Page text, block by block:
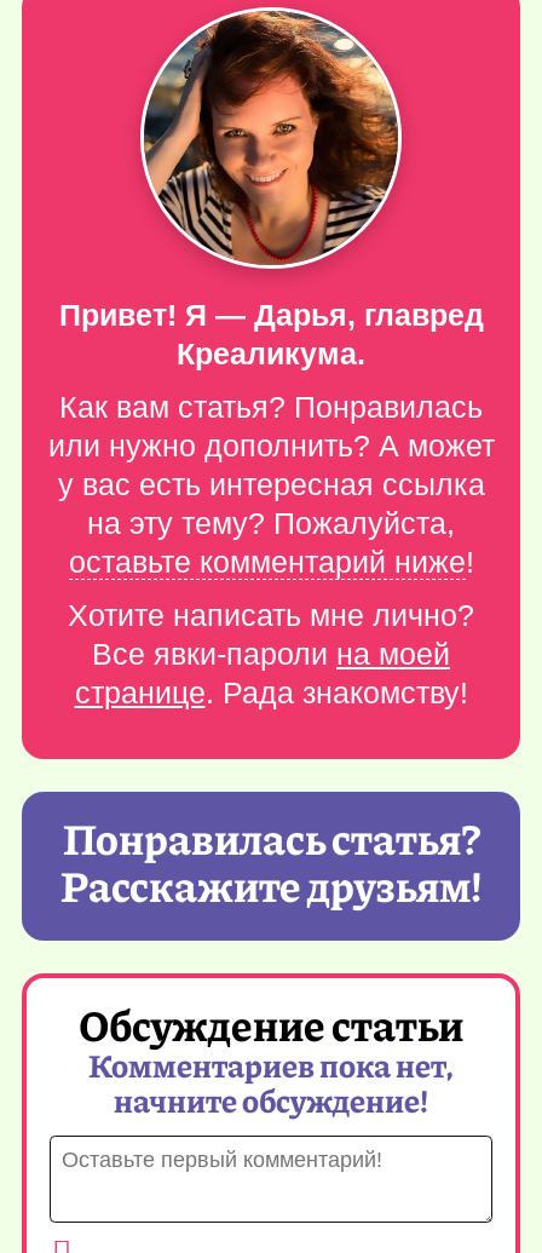
Привет! Я — Дарья, главред
Креаликума.
Как вам статья? Понравилась
или нужно дополнить? А может
у вас есть интересная ссылка
на эту тему? Пожалуйста,
оставьте комментарий ниже!
Хотите написать мне лично?
Все явки-пароли на моей
странице. Рада знакомству!
Понравилась статья?
Расскажите друзьям!
Обсуждение статьи
Комментариев пока нет,
начните обсуждение!